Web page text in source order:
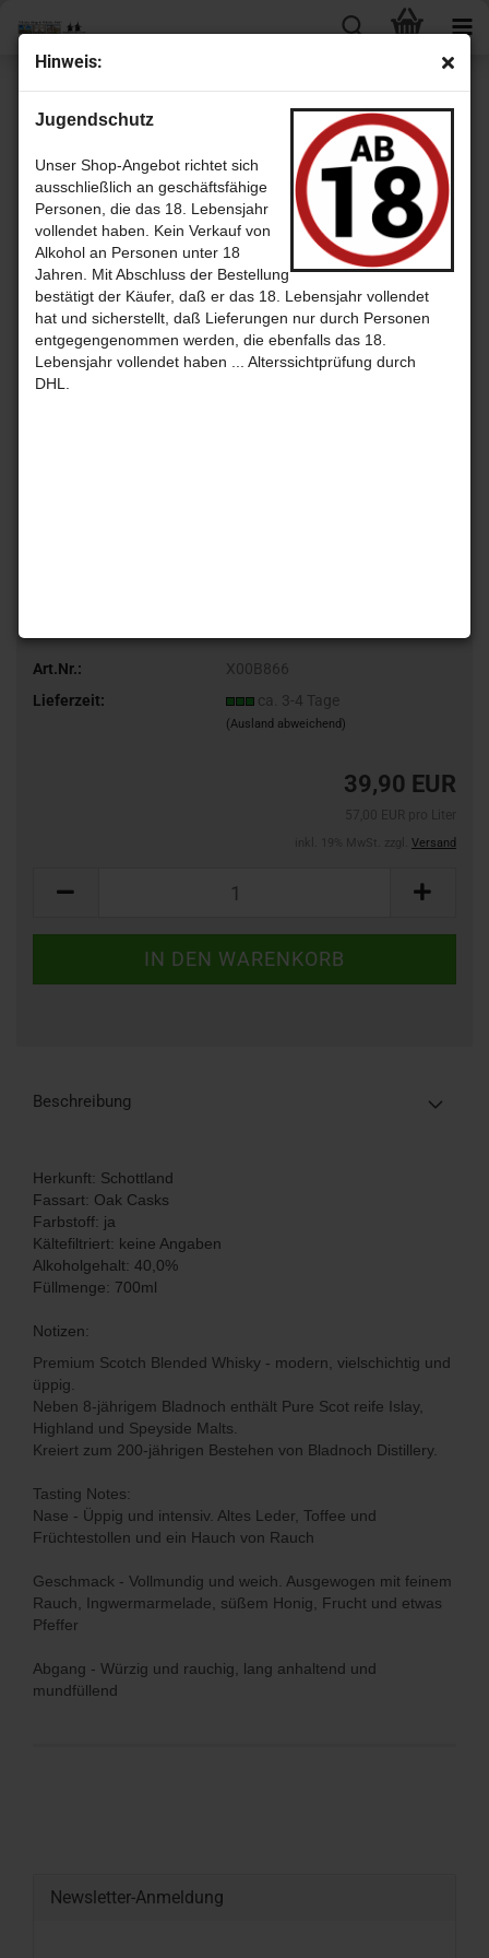
Hin­weis:
Jugendschutz
Unser Shop-Angebot richtet sich
ausschließlich an geschäftsfähige
Personen, die das 18. Lebensjahr
vollendet haben. Kein Verkauf von
Alkohol an Personen unter 18
Jahren. Mit Abschluss der Bestellung
bestätigt der Käufer, daß er das 18. Lebensjahr vollendet
hat und sicherstellt, daß Lieferungen nur durch Personen
entgegengenommen werden, die ebenfalls das 18.
Lebensjahr vollendet haben ... Alterssichtprüfung durch
DHL.
« Erster
« zurück
22Artikel in dieser Kategorie
Pure Scot - Blen­ded scotch Whis­ky
Art.Nr.:
X00B866
Lieferzeit:
ca. 3-4 Tage
(Ausland abweichend)
39,90 EUR
Versand
Beschreibung
Herkunft: Schottland
Fassart: Oak Casks
Farbstoff: ja
Kältefiltriert: keine Angaben
Alkoholgehalt: 40,0%
Füllmenge: 700ml
Notizen:
Premium Scotch Blended Whisky - modern, vielschichtig und
üppig.
Neben 8-jährigem Bladnoch enthält Pure Scot reife Islay,
Highland und Speyside Malts.
Kreiert zum 200-jährigen Bestehen von Bladnoch Distillery.
Tasting Notes:
Nase - Üppig und intensiv. Altes Leder, Toffee und
Früchtestollen und ein Hauch von Rauch
Geschmack - Vollmundig und weich. Ausgewogen mit feinem
Rauch, Ingwermarmelade, süßem Honig, Frucht und etwas
Pfeffer
Abgang - Würzig und rauchig, lang anhaltend und
mundfüllend
Newsletter-Anmeldung